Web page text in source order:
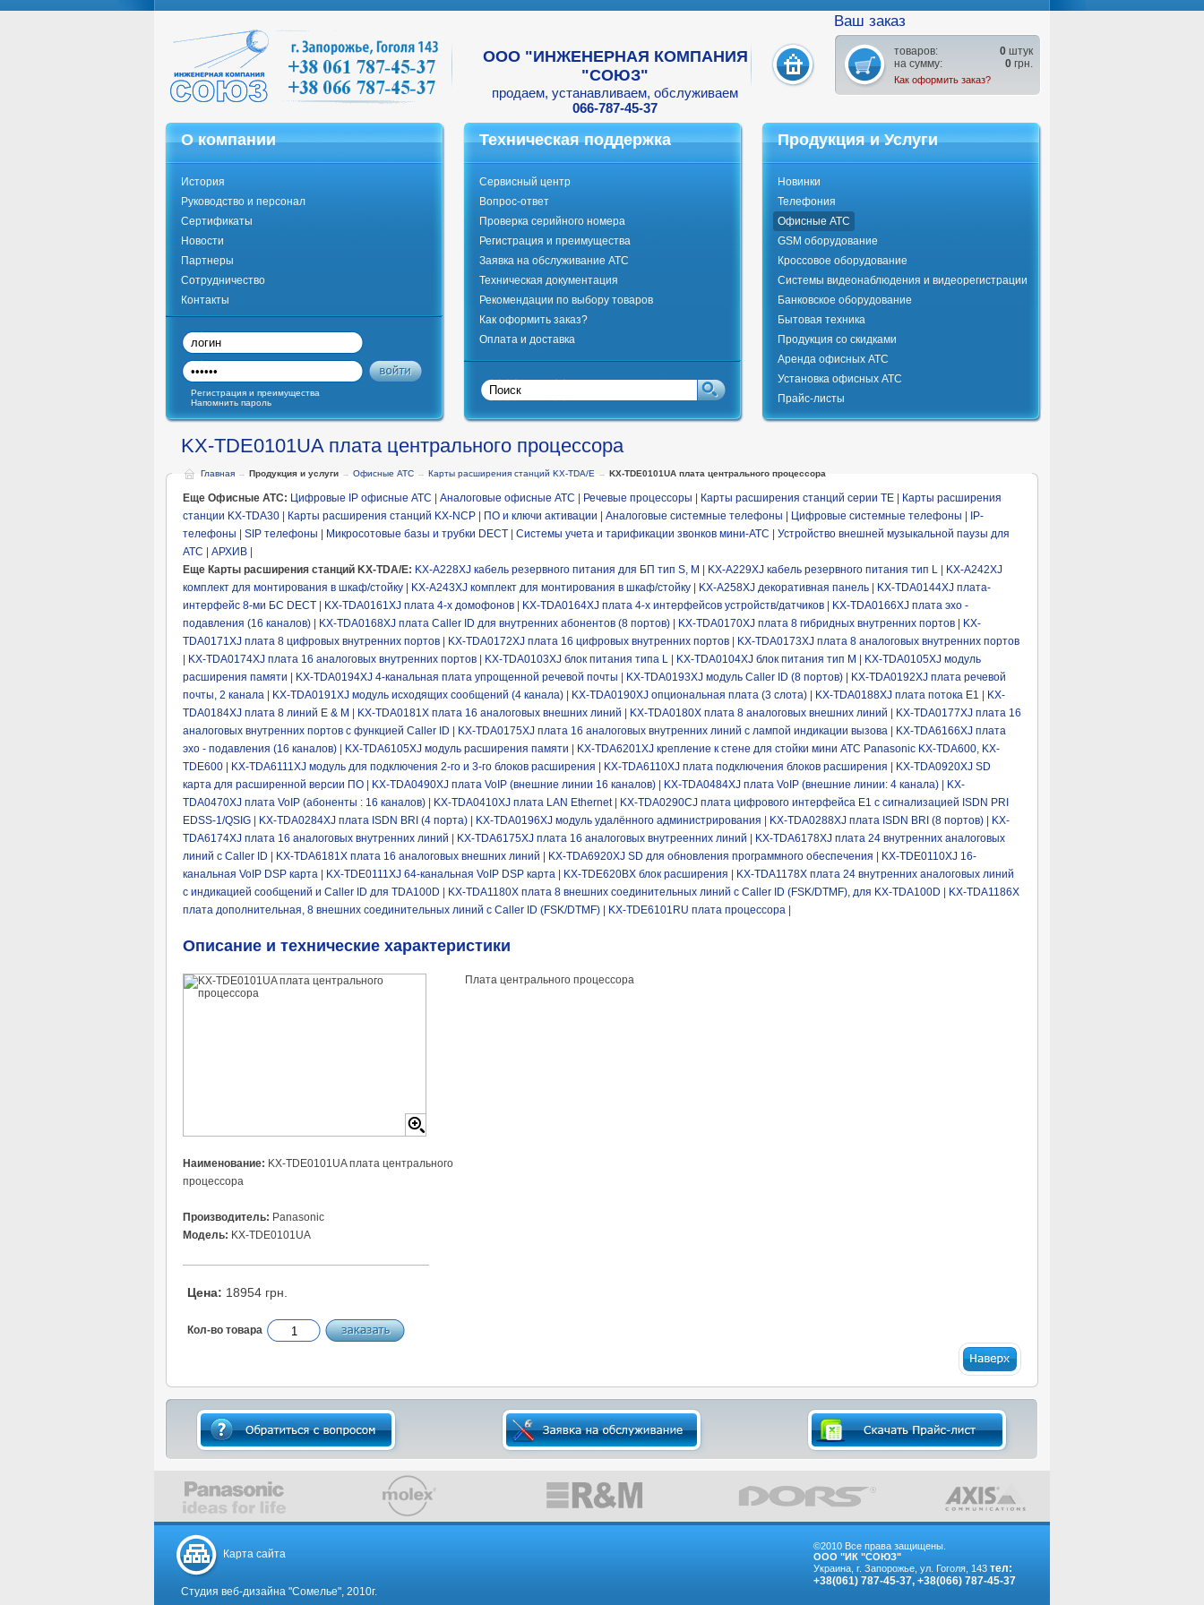
ООО "ИНЖЕНЕРНАЯ КОМПАНИЯ
"СОЮЗ"
продаем, устанавливаем, обслуживаем
066-787-45-37
Ваш заказ
товаров: 0 штук
на сумму:
0 грн.
Как оформить заказ?
О компании Техническая поддержка Продукция и Услуги
История
Руководство и персонал
Сертификаты
Новости
Партнеры
Сотрудничество
Контакты
Сервисный центр
Вопрос-ответ
Проверка серийного номера
Регистрация и преимущества
Заявка на обслуживание АТС
Техническая документация
Рекомендации по выбору товаров
Как оформить заказ?
Оплата и доставка
Новинки
Телефония
Офисные АТС
GSM оборудование
Кроссовое оборудование
Системы видеонаблюдения и видеорегистрации
Банковское оборудование
Бытовая техника
Продукция со скидками
Аренда офисных АТС
Установка офисных АТС
Прайс-листы
Регистрация и преимущества
Напомнить пароль
KX-TDE0101UA плата центрального процессора
Главная → Продукция и услуги → Офисные АТС → Карты расширения станций KX-TDA/E → KX-TDE0101UA плата центрального процессора
Еще Офисные АТС: Цифровые IP офисные АТС Аналоговые офисные АТС Речевые процессоры Карты расширения станций серии TE
Карты расширения
станции KX-TDA30
Карты расширения станций KX-NCP ПО и ключи активации Аналоговые системные телефоны Цифровые системные телефоны
IP-
телефоны
SIP телефоны Микросотовые базы и трубки DECT Системы учета и тарификации звонков мини-АТС
Устройство внешней музыкальной паузы для
АТС
АРХИВ
Еще Карты расширения станций KX-TDA/E: KX-A228XJ кабель резервного питания для БП тип S, М KX-A229XJ кабель резервного питания тип L
KX-A242XJ
комплект для монтирования в шкаф/стойку
KX-A243XJ комплект для монтирования в шкаф/стойку KX-A258XJ декоративная панель
KX-TDA0144XJ плата-
интерфейс 8-ми БС DECT
KX-TDA0161XJ плата 4-х домофонов KX-TDA0164XJ плата 4-х интерфейсов устройств/датчиков
KX-TDA0166XJ плата эхо -
подавления (16 каналов)
KX-TDA0168XJ плата Caller ID для внутренних абонентов (8 портов) KX-TDA0170XJ плата 8 гибридных внутренних портов
KX-
TDA0171XJ плата 8 цифровых внутренних портов
KX-TDA0172XJ плата 16 цифровых внутренних портов
KX-TDA0173XJ плата 8 аналоговых внутренних портов
KX-TDA0174XJ плата 16 аналоговых внутренних портов KX-TDA0103XJ блок питания типа L KX-TDA0104XJ блок питания тип М
KX-TDA0105XJ модуль
расширения памяти
KX-TDA0194XJ 4-канальная плата упрощенной речевой почты KX-TDA0193XJ модуль Caller ID (8 портов)
KX-TDA0192XJ плата речевой
почты, 2 канала
KX-TDA0191XJ модуль исходящих сообщений (4 канала) KX-TDA0190XJ опциональная плата (3 слота) KX-TDA0188XJ плата потока Е1
KX-
TDA0184XJ плата 8 линий E & M
KX-TDA0181X плата 16 аналоговых внешних линий KX-TDA0180X плата 8 аналоговых внешних линий
KX-TDA0177XJ плата 16
аналоговых внутренних портов с функцией Caller ID
KX-TDA0175XJ плата 16 аналоговых внутренних линий с лампой индикации вызова
KX-TDA6166XJ плата
эхо - подавления (16 каналов)
KX-TDA6105XJ модуль расширения памяти
KX-TDA6201XJ крепление к стене для стойки мини АТС Panasonic KX-TDA600, KX-
TDE600
KX-TDA6111XJ модуль для подключения 2-го и 3-го блоков расширения KX-TDA6110XJ плата подключения блоков расширения
KX-TDA0920XJ SD
карта для расширенной версии ПО
KX-TDA0490XJ плата VoIP (внешние линии 16 каналов) KX-TDA0484XJ плата VoIP (внешние линии: 4 канала)
KX-
TDA0470XJ плата VoIP (абоненты : 16 каналов)
KX-TDA0410XJ плата LAN Ethernet|
KX-TDA0290CJ плата цифрового интерфейса Е1 с сигнализацией ISDN PRI
EDSS-1/QSIG
KX-TDA0284XJ плата ISDN BRI (4 порта) KX-TDA0196XJ модуль удалённого администрирования KX-TDA0288XJ плата ISDN BRI (8 портов)
KX-
TDA6174XJ плата 16 аналоговых внутренних линий
KX-TDA6175XJ плата 16 аналоговых внутреенних линий
KX-TDA6178XJ плата 24 внутренних аналоговых
линий с Caller ID
KX-TDA6181X плата 16 аналоговых внешних линий KX-TDA6920XJ SD для обновления программного обеспечения
KX-TDE0110XJ 16-
канальная VoIP DSP карта
KX-TDE0111XJ 64-канальная VoIP DSP карта KX-TDE620BX блок расширения
KX-TDA1178X плата 24 внутренних аналоговых линий
c индикацией сообщений и Caller ID для TDA100D
KX-TDA1180X плата 8 внешних соединительных линий с Caller ID (FSK/DTMF), для KX-TDA100D
KX-TDA1186X
плата дополнительная, 8 внешних соединительных линий с Caller ID (FSK/DTMF)
KX-TDE6101RU плата процессора
Описание и технические характеристики
Наименование: KX-TDE0101UA плата центрального
процессора
Производитель: Panasonic
Модель: KX-TDE0101UA
Цена: 18954 грн.
Кол-во товара
Плата центрального процессора
Карта сайта
Студия веб-дизайна "Сомелье", 2010г.
©2010 Все права защищены.
ООО "ИК "СОЮЗ"
Украина, г. Запорожье, ул. Гоголя, 143 тел:
+38(061) 787-45-37, +38(066) 787-45-37